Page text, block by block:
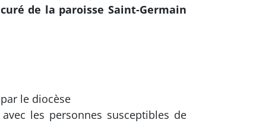
de la paroisse Saint-Germain
le diocèse
les personnes susceptibles de